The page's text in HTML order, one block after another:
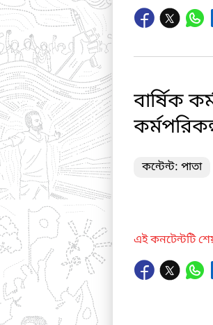
বার্ষিক
কন্টেন্ট: পাতা
এই কনটেন্টটি